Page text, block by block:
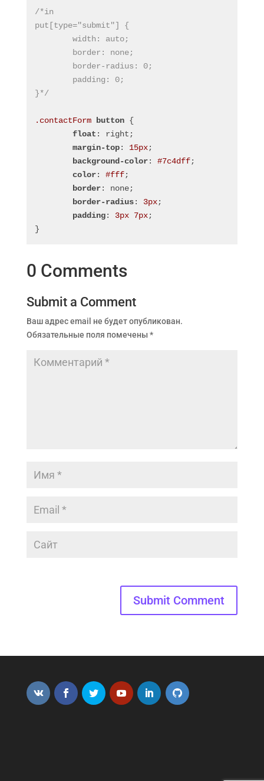
/*in
put[type="submit"] {
	width: auto;
	border: none;
	border-radius: 0;
	padding: 0;
}*/
.contactForm button {
float : right;
margin-top: 15px;
background-color: #7c4dff;
color: #fff;
border: none;
border-radius: 3px;
padding: 3px 7px;
}
0 Comments
Submit a Comment
Ваш адрес email не будет опубликован.
Обязательные поля помечены*
Submit Comment